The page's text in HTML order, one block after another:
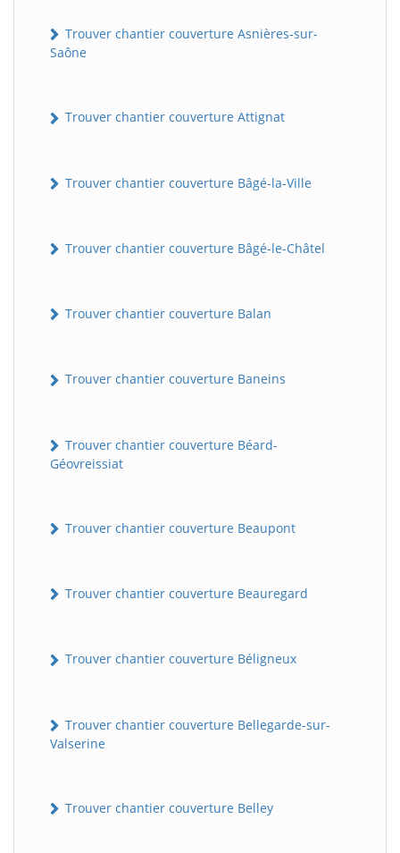
Trouver chantier couverture Asnières-sur-
Saône
Trouver chantier couverture Attignat
Trouver chantier couverture Bâgé-la-Ville
Trouver chantier couverture Bâgé-le-Châtel
Trouver chantier couverture Balan
Trouver chantier couverture Baneins
Trouver chantier couverture Béard-
Géovreissiat
Trouver chantier couverture Beaupont
Trouver chantier couverture Beauregard
Trouver chantier couverture Béligneux
Trouver chantier couverture Bellegarde-sur-
Valserine
Trouver chantier couverture Belley